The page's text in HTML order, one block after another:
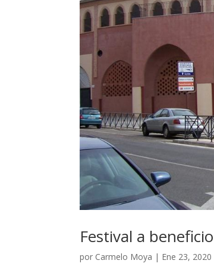
Festival a
por Carmelo Moya | Ene 23, 2020